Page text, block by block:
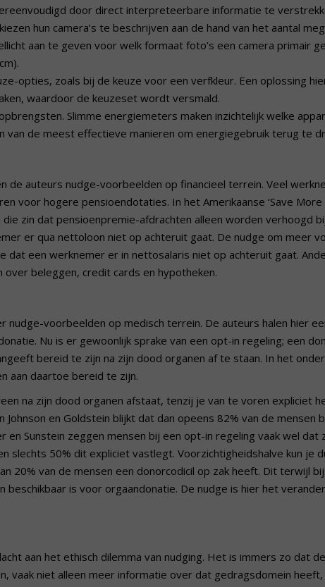
door direct interpreteerbare informatie te
hun camera’s te beschrijven aan de hand van het aantal
aan te geven voor welk formaat foto’s een camera primair
opties, zoals bij de keuze voor een verfkleur. Een oplossing
waardoor de keuzeset wordt versmald.
Slimme energiemeters maken inzichtelijk welke
van de meest effectieve manieren om energiegebruik terug te
de auteurs nudge-voorbeelden op financieel terrein. Veel
voor hogere pensioendotaties. In het Amerikaanse ‘Save More
zin dat pensioenpremie-afdrachten alleen worden verhoogd
er qua nettoloon niet op achteruit gaat. De nudge om meer
dat een werknemer er in nettosalaris niet op achteruit gaat.
beleggen, credit cards en hypotheken.
nudge-voorbeelden op medisch terrein. De auteurs halen hier
Nu is er gewoonlijk sprake van een opt-in regeling; een
bereid te zijn na zijn dood organen af te staan. In het
aan daartoe bereid te zijn.
na zijn dood organen afstaat, tenzij je van te voren expliciet
en Goldstein blijkt dat dan opeens 82% van de mensen
en Sunstein zeggen mensen bij een opt-in regeling vaak wel dat
slechts 50% dit expliciet vastlegt. Voorzichtigheidshalve kun je
20% van de mensen een donorcodicil op zak heeft. Dit terwijl
beschikbaar is voor orgaandonatie. De nudge is hier het
aan het ethisch dilemma van nudging. Het is immers zo dat
vaak niet alleen meer informatie over dat gedragsdomein heeft,